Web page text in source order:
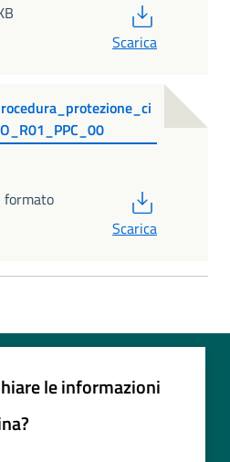
Scarica
formato
Scarica
le informazioni